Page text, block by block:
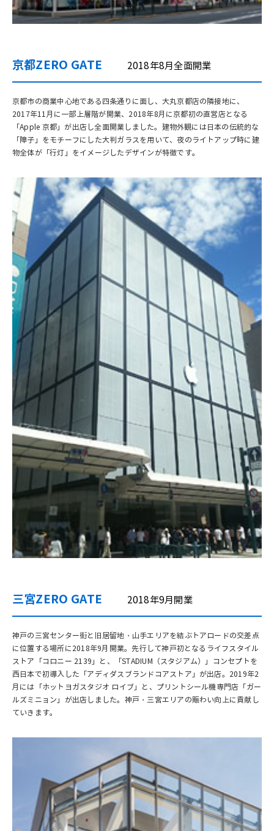
京都ZERO GATE 2018年8月全面開業
京都市の商業中心地である四条通りに面し、大丸京都店の隣接地に、
2017年11月に一部上層階が開業、2018年8月に京都初の直営店となる
「Apple 京都」が出店し全面開業しました。建物外観には日本の伝統的な
「障子」をモチーフにした大判ガラスを用いて、夜のライトアップ時に建
物全体が「行灯」をイメージしたデザインが特徴です。
三宮ZERO GATE 2018年9月開業
神戸の三宮センター街と旧居留地・山手エリアを結ぶトアロードの交差点
に位置する場所に2018年9月開業。先行して神戸初となるライフスタイル
ストア「コロニー 2139」と、「STADIUM（スタジアム）」コンセプトを
西日本で初導入した「アディダスブランドコアストア」が出店。2019年2
月には「ホットヨガスタジオ ロイブ」と、プリントシール機専門店「ガー
ルズミニョン」が出店しました。神戸・三宮エリアの賑わい向上に貢献し
ていきます。